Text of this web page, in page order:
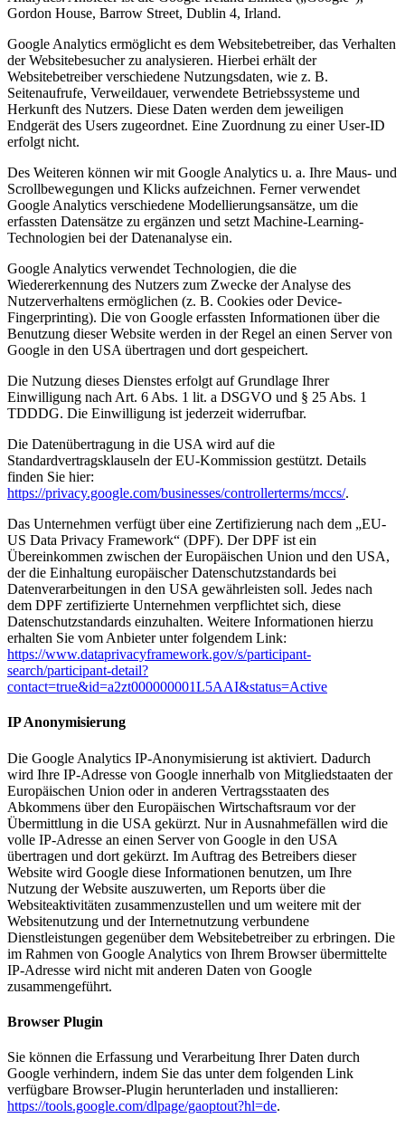
Gordon House, Barrow Street, Dublin 4, Irland.
Google Analytics ermöglicht es dem Websitebetreiber, das Verhalten
der Websitebesucher zu analysieren. Hierbei erhält der
Websitebetreiber verschiedene Nutzungsdaten, wie z. B.
Seitenaufrufe, Verweildauer, verwendete Betriebssysteme und
Herkunft des Nutzers. Diese Daten werden dem jeweiligen
Endgerät des Users zugeordnet. Eine Zuordnung zu einer User-ID
erfolgt nicht.
Des Weiteren können wir mit Google Analytics u. a. Ihre Maus- und
Scrollbewegungen und Klicks aufzeichnen. Ferner verwendet
Google Analytics verschiedene Modellierungsansätze, um die
erfassten Datensätze zu ergänzen und setzt Machine-Learning-
Technologien bei der Datenanalyse ein.
Google Analytics verwendet Technologien, die die
Wiedererkennung des Nutzers zum Zwecke der Analyse des
Nutzerverhaltens ermöglichen (z. B. Cookies oder Device-
Fingerprinting). Die von Google erfassten Informationen über die
Benutzung dieser Website werden in der Regel an einen Server von
Google in den USA übertragen und dort gespeichert.
Die Nutzung dieses Dienstes erfolgt auf Grundlage Ihrer
Einwilligung nach Art. 6 Abs. 1 lit. a DSGVO und § 25 Abs. 1
TDDDG. Die Einwilligung ist jederzeit widerrufbar.
Die Datenübertragung in die USA wird auf die
Standardvertragsklauseln der EU-Kommission gestützt. Details
finden Sie hier:
https://privacy.google.com/businesses/controllerterms/mccs/.
Das Unternehmen verfügt über eine Zertifizierung nach dem „EU-
US Data Privacy Framework“ (DPF). Der DPF ist ein
Übereinkommen zwischen der Europäischen Union und den USA,
der die Einhaltung europäischer Datenschutzstandards bei
Datenverarbeitungen in den USA gewährleisten soll. Jedes nach
dem DPF zertifizierte Unternehmen verpflichtet sich, diese
Datenschutzstandards einzuhalten. Weitere Informationen hierzu
erhalten Sie vom Anbieter unter folgendem Link:
https://www.dataprivacyframework.gov/s/participant-
search/participant-detail?
contact=true&id=a2zt000000001L5AAI&status=Active
IP Anonymisierung
Die Google Analytics IP-Anonymisierung ist aktiviert. Dadurch
wird Ihre IP-Adresse von Google innerhalb von Mitgliedstaaten der
Europäischen Union oder in anderen Vertragsstaaten des
Abkommens über den Europäischen Wirtschaftsraum vor der
Übermittlung in die USA gekürzt. Nur in Ausnahmefällen wird die
volle IP-Adresse an einen Server von Google in den USA
übertragen und dort gekürzt. Im Auftrag des Betreibers dieser
Website wird Google diese Informationen benutzen, um Ihre
Nutzung der Website auszuwerten, um Reports über die
Websiteaktivitäten zusammenzustellen und um weitere mit der
Websitenutzung und der Internetnutzung verbundene
Dienstleistungen gegenüber dem Websitebetreiber zu erbringen. Die
im Rahmen von Google Analytics von Ihrem Browser übermittelte
IP-Adresse wird nicht mit anderen Daten von Google
zusammengeführt.
Browser Plugin
Sie können die Erfassung und Verarbeitung Ihrer Daten durch
Google verhindern, indem Sie das unter dem folgenden Link
verfügbare Browser-Plugin herunterladen und installieren:
https://tools.google.com/dlpage/gaoptout?hl=de.